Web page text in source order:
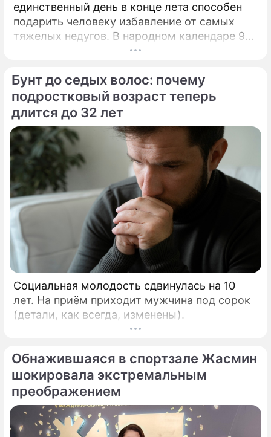
единственный день в конце лета способен
подарить человеку избавление от самых
тяжелых недугов. В народном календаре 9
августа занимает особое, почти
Бунт до седых волос: почему
подростковый возраст теперь
длится до 32 лет
Социальная молодость сдвинулась на 10
лет. На приём приходит мужчина под сорок
(детали, как всегда, изменены).
Обнажившаяся в спортзале Жасмин
шокировала экстремальным
преображением